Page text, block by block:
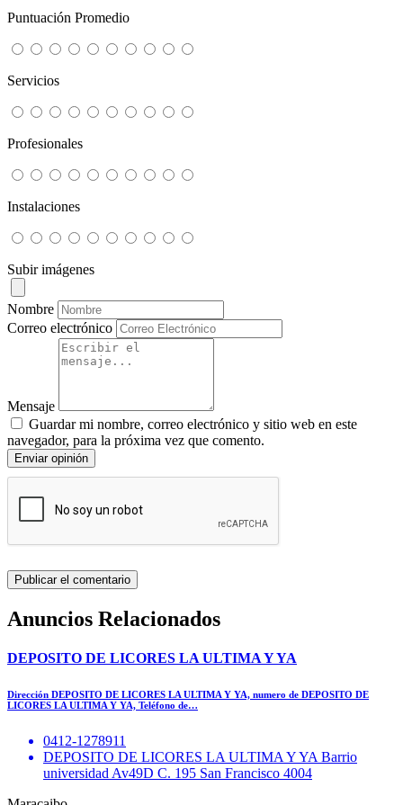
Puntuación Promedio
Servicios
Profesionales
Instalaciones
Subir imágenes
Nombre
Correo electrónico
Mensaje
Guardar mi nombre, correo electrónico y sitio web en este
navegador, para la próxima vez que comento.
Enviar opinión
Anuncios Relacionados
DEPOSITO DE LICORES LA ULTIMA Y YA
Dirección DEPOSITO DE LICORES LA ULTIMA Y YA, numero de DEPOSITO DE
LICORES LA ULTIMA Y YA, Teléfono de…
0412-1278911
DEPOSITO DE LICORES LA ULTIMA Y YA Barrio
universidad Av49D C. 195 San Francisco 4004